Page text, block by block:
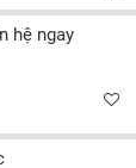
hệ ngay